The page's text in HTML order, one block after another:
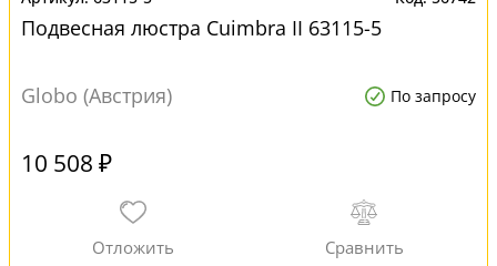
Подвесная люстра Cuimbra II 63115-5
Globo (Австрия) По запросу
10 508 ₽